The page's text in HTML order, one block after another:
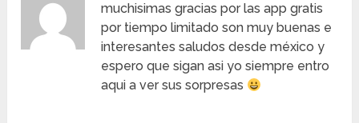
muchisimas gracias por las app gratis
por tiempo limitado son muy buenas e
interesantes saludos desde méxico y
espero que sigan asi yo siempre entro
aqui a ver sus sorpresas